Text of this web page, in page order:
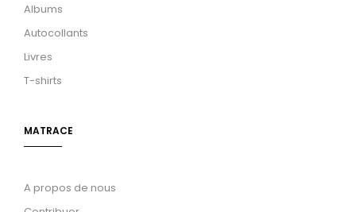
Albums
Autocollants
Livres
T-shirts
MATRACE
A propos de nous